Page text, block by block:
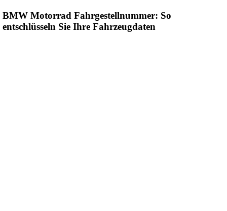
BMW Motorrad Fahrgestellnummer: So
entschlüsseln Sie Ihre Fahrzeugdaten